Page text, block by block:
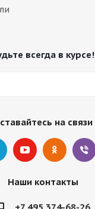
всегда в курсе!
на связи
Наши контакты
+7 495 374-68-26